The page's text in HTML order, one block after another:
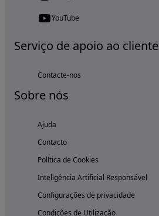
YouTube
Serviço de apoio ao cliente
Contacte-nos
Sobre nós
Ajuda
Contacto
Política de Cookies
Inteligência Artificial Responsável
Configurações de privacidade
Condições de Utilização